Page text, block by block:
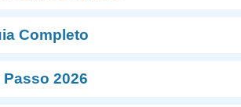
Completo
2026